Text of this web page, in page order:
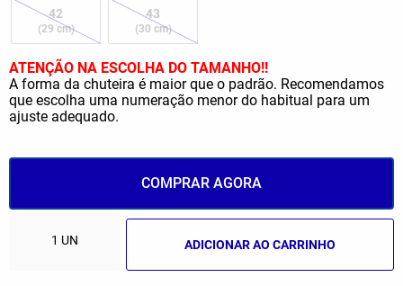
42
(29 cm)
43
(30 cm)
ATENÇÃO NA ESCOLHA DO TAMANHO!!
A forma da chuteira é maior que o padrão. Recomendamos
que escolha uma numeração menor do habitual para um
ajuste adequado.
COMPRAR AGORA
ADICIONAR AO CARRINHO